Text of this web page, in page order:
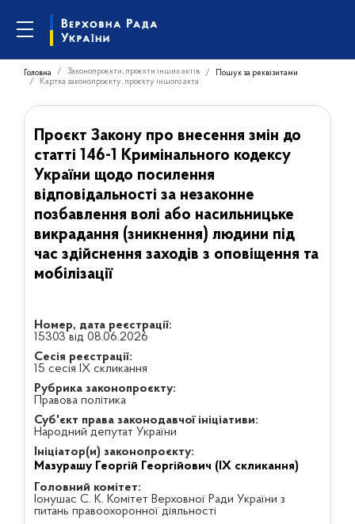
Головна Законопроєкти, проєкти інших актів
Пошук за реквізитами
Картка законопроєкту, проєкту іншого акта
Проєкт Закону про внесення змін до
статті 146-1 Кримінального кодексу
України щодо посилення
відповідальності за незаконне
позбавлення волі або насильницьке
викрадання (зникнення) людини під
час здійснення заходів з оповіщення та
мобілізації
Номер, дата реєстрації:
15303 від 08.06.2026
Сесія реєстрації:
15 сесія IX скликання
Рубрика законопроєкту:
Правова політика
Суб'єкт права законодавчої ініціативи:
Народний депутат України
Ініціатор(и) законопроєкту:
Мазурашу Георгій Георгійович (IX скликання)
Головний комітет:
Іонушас С. К. Комітет Верховної Ради України з
питань правоохоронної діяльності